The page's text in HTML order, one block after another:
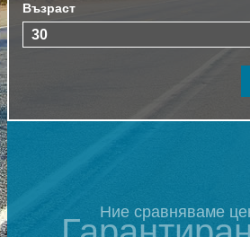
Възраст
Ние сравняваме